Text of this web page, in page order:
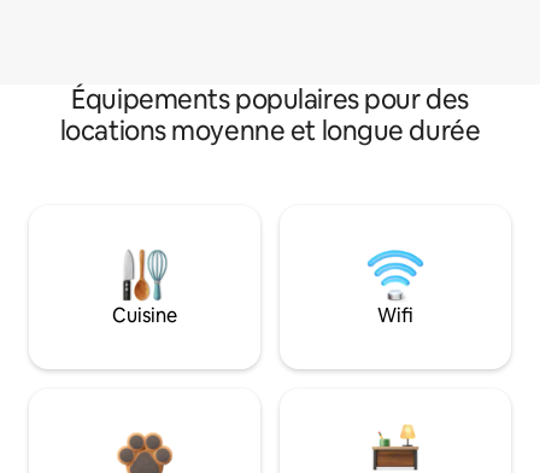
Équipements populaires pour des
locations moyenne et longue durée
Cuisine Wifi